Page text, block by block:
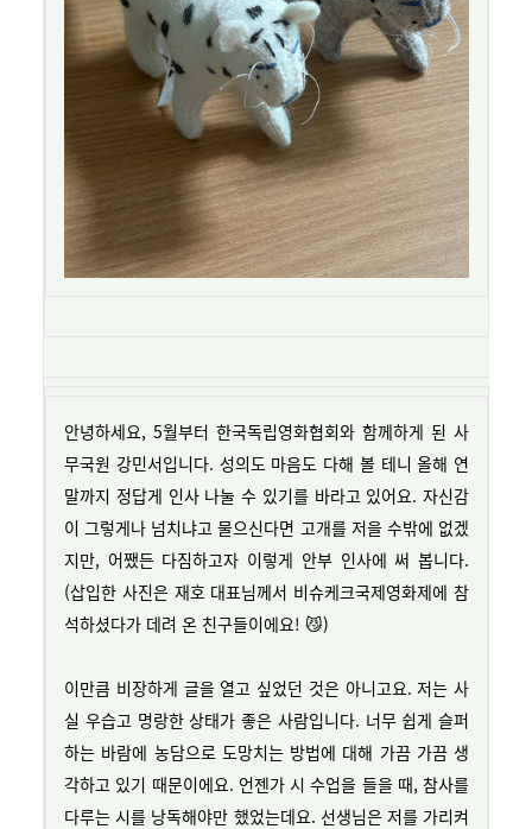
안녕하세요, 5월부터 한국독립영화협회와 함께하게 된 사
무국원 강민서입니다. 성의도 마음도 다해 볼 테니 올해 연
말까지 정답게 인사 나눌 수 있기를 바라고 있어요. 자신감
이 그렇게나 넘치냐고 물으신다면 고개를 저을 수밖에 없겠
지만, 어쨌든 다짐하고자 이렇게 안부 인사에 써 봅니다.
(삽입한 사진은 재호 대표님께서 비슈케크국제영화제에 참
석하셨다가 데려 온 친구들이에요! 😼)
이만큼 비장하게 글을 열고 싶었던 것은 아니고요. 저는 사
실 우습고 명랑한 상태가 좋은 사람입니다. 너무 쉽게 슬퍼
하는 바람에 농담으로 도망치는 방법에 대해 가끔 가끔 생
각하고 있기 때문이에요. 언젠가 시 수업을 들을 때, 참사를
다루는 시를 낭독해야만 했었는데요. 선생님은 저를 가리켜